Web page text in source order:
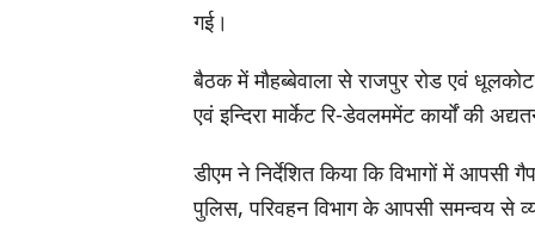
गई।
बैठक में मौहब्बेवाला से राजपुर रोड एवं
एवं इन्दिरा मार्केट रि-डेवलममेंट कार्यों की
डीएम ने निर्देशित किया कि विभागों में
पुलिस, परिवहन विभाग के आपसी समन्वय से